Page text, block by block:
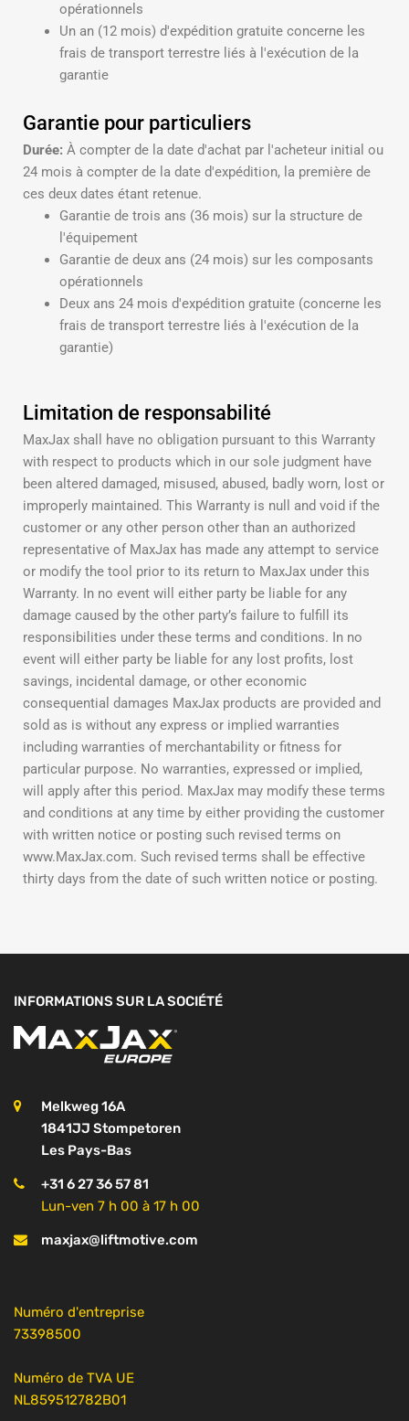
opérationnels
Un an (12 mois) d'expédition gratuite concerne les
frais de transport terrestre liés à l'exécution de la
garantie
Garantie pour particuliers
Durée: À compter de la date d'achat par l'acheteur initial ou
24 mois à compter de la date d'expédition, la première de
ces deux dates étant retenue.
Garantie de trois ans (36 mois) sur la structure de
l'équipement
Garantie de deux ans (24 mois) sur les composants
opérationnels
Deux ans 24 mois d'expédition gratuite (concerne les
frais de transport terrestre liés à l'exécution de la
garantie)
Limitation de responsabilité
MaxJax shall have no obligation pursuant to this Warranty
with respect to products which in our sole judgment have
been altered damaged, misused, abused, badly worn, lost or
improperly maintained. This Warranty is null and void if the
customer or any other person other than an authorized
representative of MaxJax has made any attempt to service
or modify the tool prior to its return to MaxJax under this
Warranty. In no event will either party be liable for any
damage caused by the other party’s failure to fulfill its
responsibilities under these terms and conditions. In no
event will either party be liable for any lost profits, lost
savings, incidental damage, or other economic
consequential damages MaxJax products are provided and
sold as is without any express or implied warranties
including warranties of merchantability or fitness for
particular purpose. No warranties, expressed or implied,
will apply after this period. MaxJax may modify these terms
and conditions at any time by either providing the customer
with written notice or posting such revised terms on
www.MaxJax.com. Such revised terms shall be effective
thirty days from the date of such written notice or posting.
INFORMATIONS SUR LA SOCIÉTÉ
Melkweg 16A
1841JJ Stompetoren
Les Pays-Bas
+31 6 27 36 57 81
Lun-ven 7 h 00 à 17 h 00
maxjax@liftmotive.com
Numéro d'entreprise
73398500
Numéro de TVA UE
NL859512782B01